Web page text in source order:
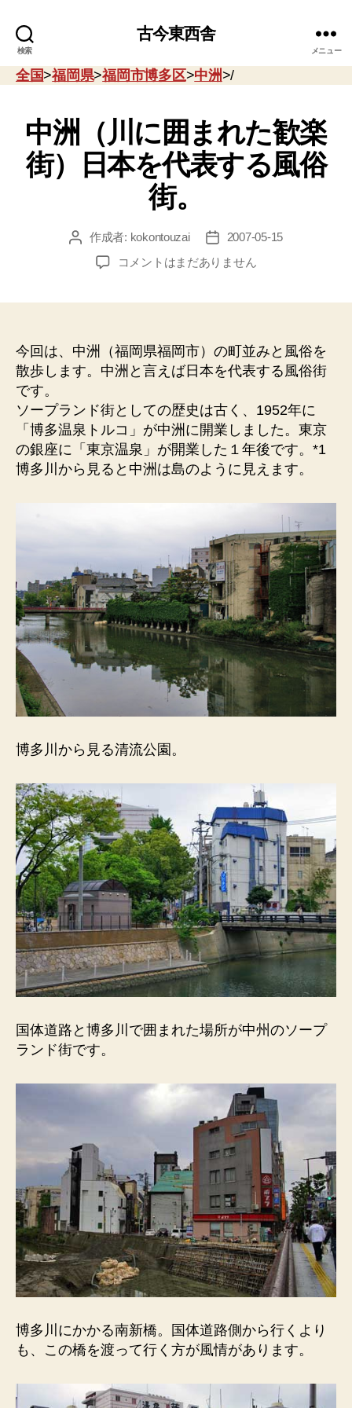
検索
古今東西舎
メニュー
全国>福岡県>福岡市博多区>中洲>/
中洲（川に囲まれた歓楽
街）日本を代表する風俗
街。
投 作成者: kokontouzai
投
稿
日
2007-05-15
中
ま
れ
た
楽
街）
日
本
代
風
俗
街。
へ
コメントはまだありません
今回は、中洲（福岡県福岡市）の町並みと風俗を
散歩します。中洲と言えば日本を代表する風俗街
です。
ソープランド街としての歴史は古く、1952年に
「博多温泉トルコ」が中洲に開業しました。東京
の銀座に「東京温泉」が開業した１年後です。*1
博多川から見ると中洲は島のように見えます。
博多川から見る清流公園。
国体道路と博多川で囲まれた場所が中州のソープ
ランド街です。
博多川にかかる南新橋。国体道路側から行くより
も、この橋を渡って行く方が風情があります。